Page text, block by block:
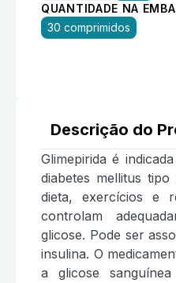
QUANTIDADE NA
30 comprimidos
Descrição do
Glimepirida é
diabetes mellitus
dieta, exercícios e
controlam
glicose. Pode ser
insulina. O
a glicose